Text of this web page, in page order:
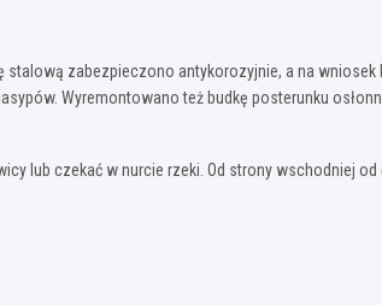
stalową zabezpieczono antykorozyjnie, a na
Wyremontowano też budkę posterunku
lub czekać w nurcie rzeki. Od strony wschodniej od